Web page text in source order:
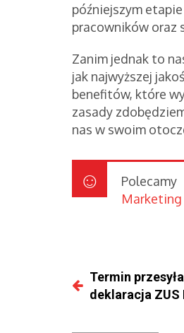
późniejszym
pracowników oraz
Zanim jednak to
jak najwyższej
benefitów, które
zasady
nas w swoim
Polecamy
Termin
deklaracja ZUS